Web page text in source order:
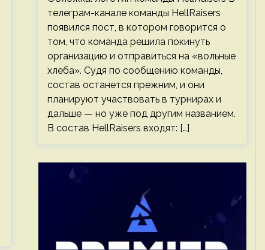
телеграм-канале команды HellRaisers
появился пост, в котором говорится о
том, что команда решила покинуть
организацию и отправиться на «вольные
хлеба». Судя по сообщению команды,
состав останется прежним, и они
планируют участвовать в турнирах и
дальше — но уже под другим названием.
В состав HellRaisers входят: […]